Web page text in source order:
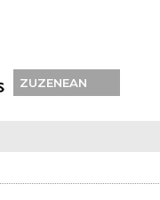
ZUZENEAN